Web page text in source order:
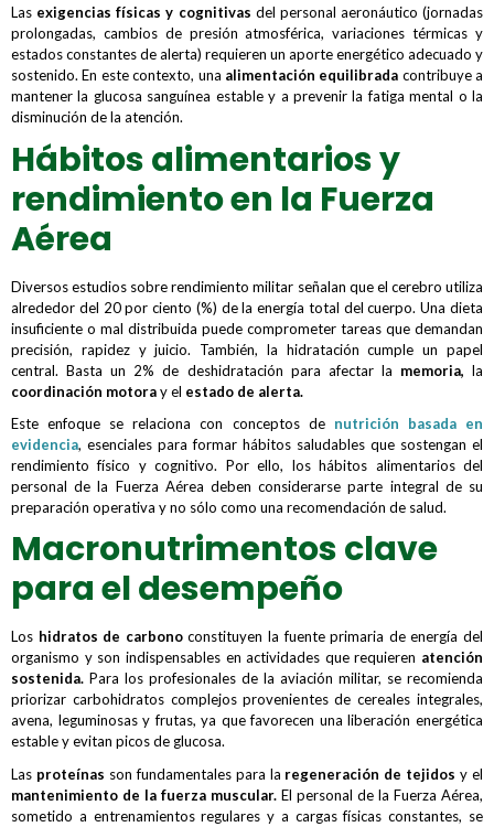
Las exigencias físicas y cognitivas del personal aeronáutico (jornadas
prolongadas, cambios de presión atmosférica, variaciones térmicas y
estados constantes de alerta) requieren un aporte energético adecuado y
sostenido. En este contexto, una alimentación equilibrada contribuye a
mantener la glucosa sanguínea estable y a prevenir la fatiga mental o la
disminución de la atención.
Hábitos alimentarios y
rendimiento en la Fuerza
Aérea
Diversos estudios sobre rendimiento militar señalan que el cerebro utiliza
alrededor del 20 por ciento (%) de la energía total del cuerpo. Una dieta
insuficiente o mal distribuida puede comprometer tareas que demandan
precisión, rapidez y juicio. También, la hidratación cumple un papel
central. Basta un 2% de deshidratación para afectar la memoria, la
coordinación motoray el estado de alerta.
Este enfoque se relaciona con conceptos de nutrición basada en
evidencia, esenciales para formar hábitos saludables que sostengan el
rendimiento físico y cognitivo. Por ello, los hábitos alimentarios del
personal de la Fuerza Aérea deben considerarse parte integral de su
preparación operativa y no sólo como una recomendación de salud.
Macronutrimentos clave
para el desempeño
Los hidratos de carbonoconstituyen la fuente primaria de energía del
organismo y son indispensables en actividades que requieren atención
sostenida. Para los profesionales de la aviación militar, se recomienda
priorizar carbohidratos complejos provenientes de cereales integrales,
avena, leguminosas y frutas, ya que favorecen una liberación energética
estable y evitan picos de glucosa.
Las proteínas son fundamentales para la regeneración de tejidos y el
mantenimiento de la fuerza muscular. El personal de la Fuerza Aérea,
sometido a entrenamientos regulares y a cargas físicas constantes, se